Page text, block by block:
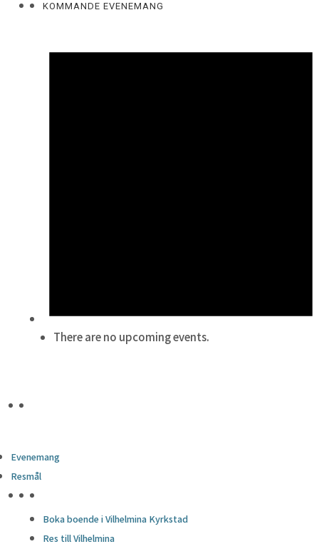
KOMMANDE EVENEMANG
There are no upcoming events.
Evenemang
Resmål
Boka boende i Vilhelmina Kyrkstad
Res till Vilhelmina